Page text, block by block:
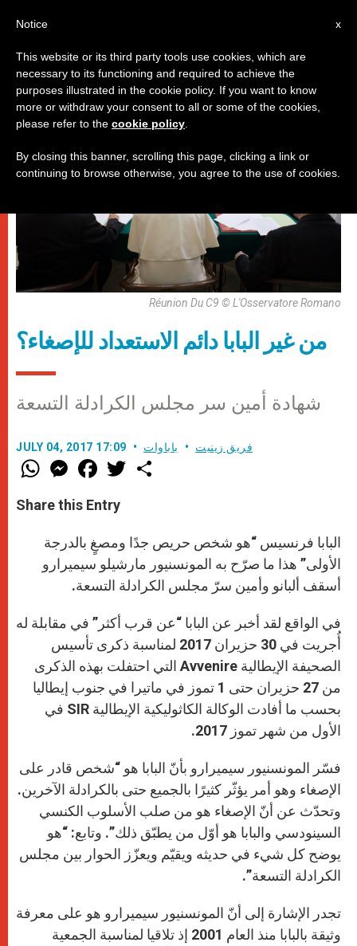
باباوات
Réunion Du C9 © L'Osservatore Romano
من غير البابا دائم الاستعداد للإصغاء؟
شهادة أمين سر مجلس الكرادلة التسعة
JULY 04, 2017 17:09 فريق زينيت باباوات
W
h
t
s
p
p
M
e
s
e
g
e
r
F
a
e
b
o
k
w
r
Share this Entry
البابا فرنسيس “هو شخص حريص جدًا ومصغٍ بالدرجة
الأولى” هذا ما صرّح به المونسنيور مارشيلو سيميرارو
أسقف ألبانو وأمين سرّ مجلس الكرادلة التسعة.
في الواقع لقد أخبر عن البابا “عن قرب أكثر” في مقابلة له
أُجريت في 30 حزيران 2017 لمناسبة ذكرى تأسيس
الصحيفة الإيطالية Avvenire التي احتفلت بهذه الذكرى
من 27 حزيران حتى 1 تموز في ماتيرا في جنوب إيطاليا
بحسب ما أفادت الوكالة الكاثوليكية الإيطالية SIR في
الأول من شهر تموز 2017.
فسّر المونسنيور سيميرارو بأنّ البابا هو “شخص قادر على
الإصغاء وهو أمر يؤثّر كثيرًا بالجميع حتى بالكرادلة الآخرين.
وتحدّث عن أنّ الإصغاء هو من صلب الأسلوب الكنسي
السينودسي والبابا هو أوّل من يطبّق ذلك”. وتابع: “هو
يوضح كل شيء في حديثه ويقيّم ويعزّز الحوار بين مجلس
الكرادلة التسعة”.
تجدر الإشارة إلى أنّ المونسنيور سيميرارو هو على معرفة
وثيقة بالبابا منذ العام 2001 إذ تلاقيا لمناسبة الجمعية
x
Notice
This website or its third party tools use cookies, which are
necessary to its functioning and required to achieve the
purposes illustrated in the cookie policy. If you want to know
more or withdraw your consent to all or some of the cookies,
please refer to the cookie policy
By closing this banner, scrolling this page, clicking a link or
continuing to browse otherwise, you agree to the use of cookies.